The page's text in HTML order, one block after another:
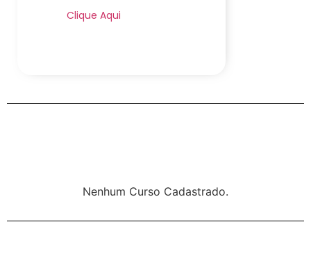
Clique Aqui
Nenhum Curso Cadastrado.